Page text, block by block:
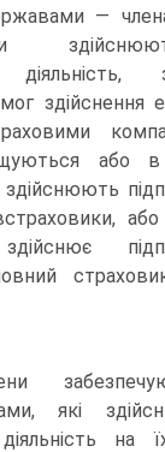
—
здійснення
або
які
на